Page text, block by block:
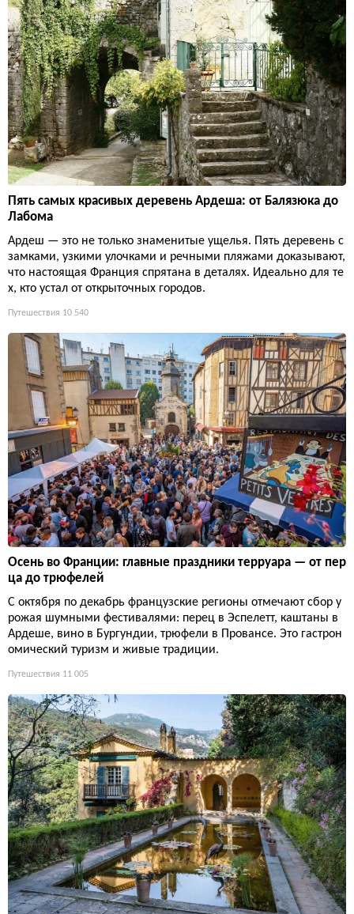
Пять самых красивых деревень Ардеша: от Балязюка до
Лабома
Ардеш — это не только знаменитые ущелья. Пять деревень с
замками, узкими улочками и речными пляжами доказывают,
что настоящая Франция спрятана в деталях. Идеально для те
х, кто устал от открыточных городов.
Путешествия 10 540
Осень во Франции: главные праздники терруара — от пер
ца до трюфелей
С октября по декабрь французские регионы отмечают сбор у
рожая шумными фестивалями: перец в Эспелетт, каштаны в
Ардеше, вино в Бургундии, трюфели в Провансе. Это гастрон
омический туризм и живые традиции.
Путешествия 11 005